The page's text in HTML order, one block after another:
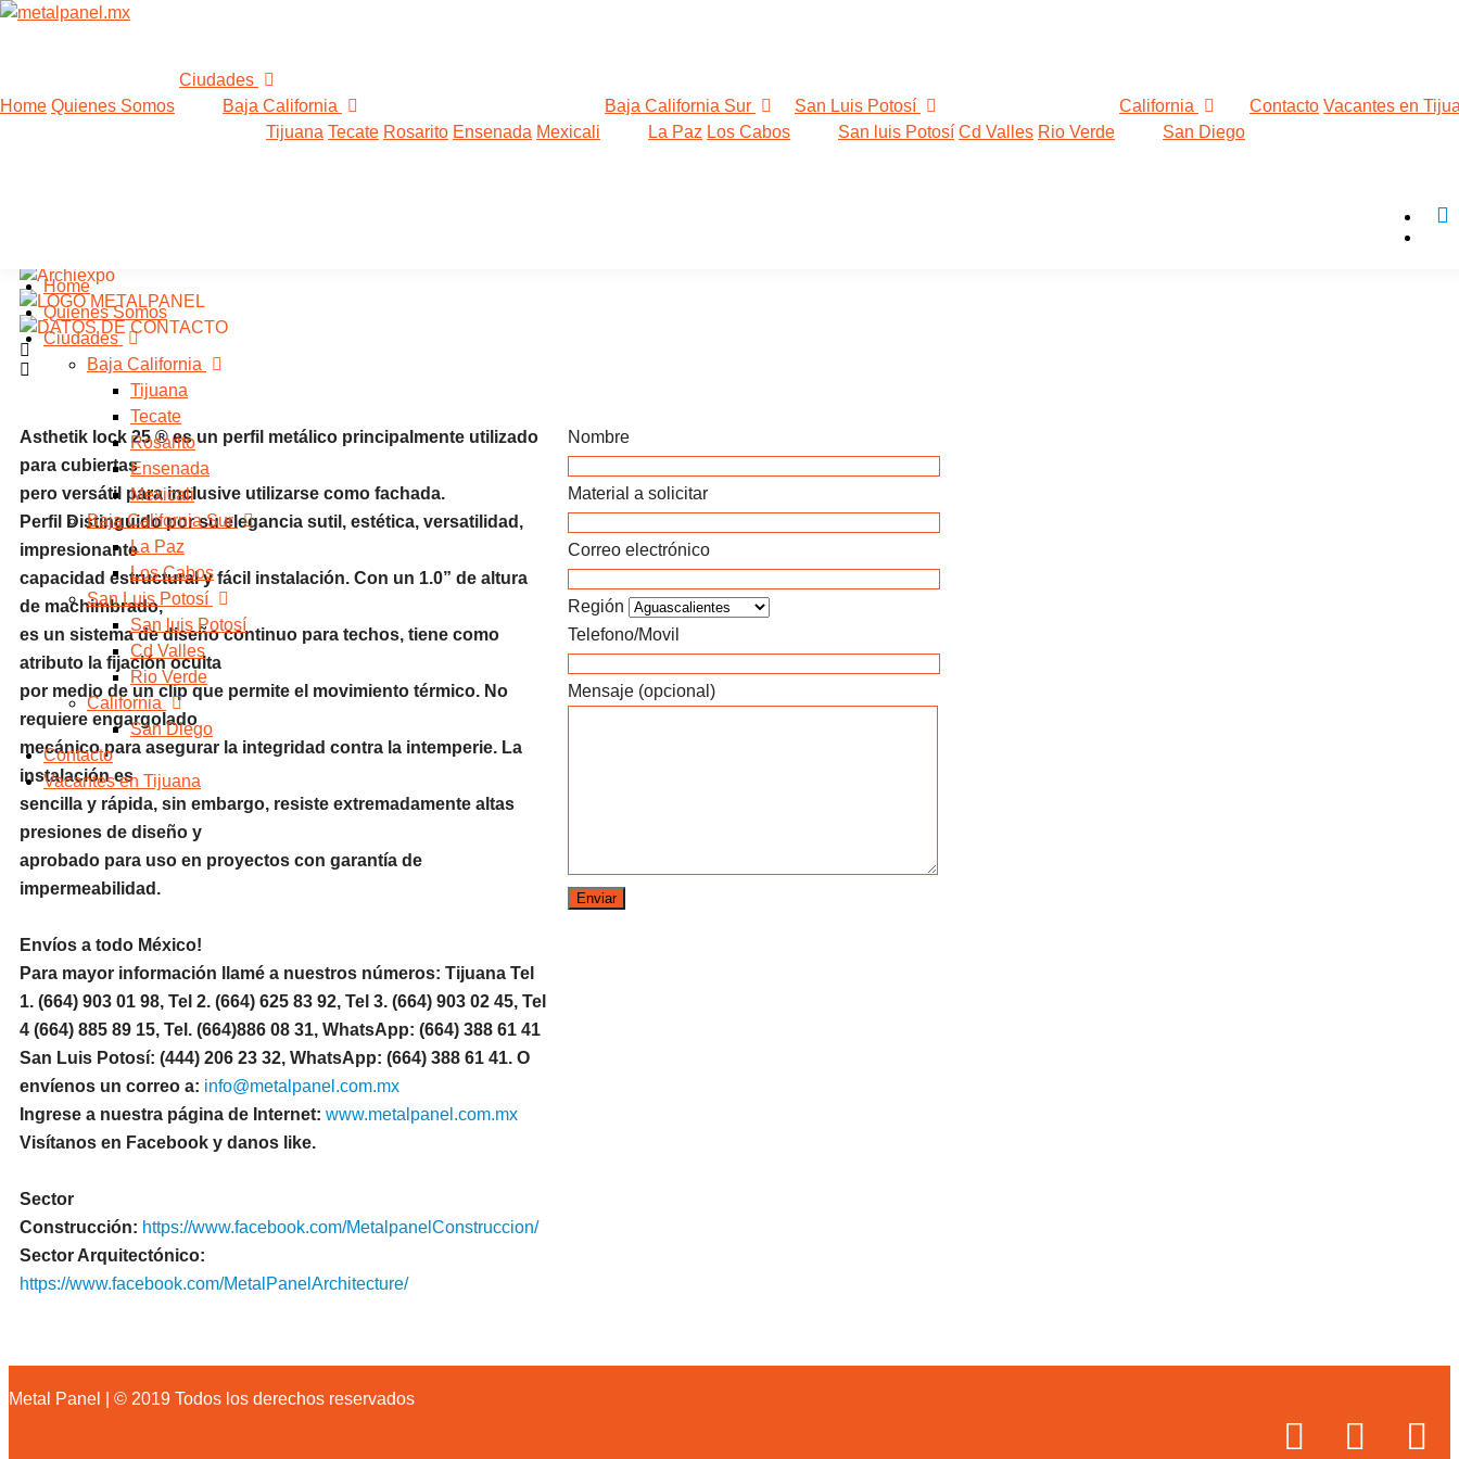
Home Quienes Somos
Ciudades
Baja California
Tijuana Tecate Rosarito Ensenada Mexicali
Baja California Sur
La Paz Los Cabos
San Luis Potosí
San luis Potosí Cd Valles Rio Verde
California
San Diego
Contacto Vacantes en
Home
Quienes Somos
Ciudades
Baja California
Tijuana
Tecate
Rosarito
Ensenada
Mexicali
Baja California Sur
La Paz
Los Cabos
San Luis Potosí
San luis Potosí
Cd Valles
Rio Verde
California
San Diego
Contacto
Vacantes en Tijuana
Asthetik Lock 25 en Rio Verde.
Asthetik lock 25 ® es un perfil metálico principalmente utilizado
para cubiertas
pero versátil para inclusive utilizarse como fachada.
Perfil Distinguido por su elegancia sutil, estética, versatilidad,
impresionante
capacidad estructural y fácil instalación. Con un 1.0” de altura
de machimbrado,
es un sistema de diseño continuo para techos, tiene como
atributo la fijación oculta
por medio de un clip que permite el movimiento térmico. No
requiere engargolado
mecánico para asegurar la integridad contra la intemperie. La
instalación es
sencilla y rápida, sin embargo, resiste extremadamente altas
presiones de diseño y
aprobado para uso en proyectos con garantía de
impermeabilidad.
Envíos a todo México!
Para mayor información llamé a nuestros números: Tijuana Tel
1. (664) 903 01 98, Tel 2. (664) 625 83 92, Tel 3. (664) 903 02 45, Tel
4 (664) 885 89 15, Tel. (664)886 08 31, WhatsApp: (664) 388 61 41
San Luis Potosí: (444) 206 23 32, WhatsApp: (664) 388 61 41. O
envíenos un correo a: info@metalpanel.com.mx
Ingrese a nuestra página de Internet: www.metalpanel.com.mx
Visítanos en Facebook y danos like.
Sector
Construcción: https://www.facebook.com/MetalpanelConstruccion/
Sector Arquitectónico:
https://www.facebook.com/MetalPanelArchitecture/
Nombre
Material a solicitar
Correo electrónico
Región
Telefono/Movil
Mensaje (opcional)
Metal Panel | © 2019 Todos los derechos reservados